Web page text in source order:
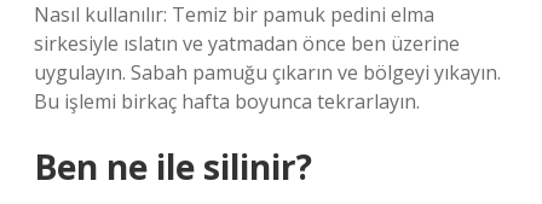
Nasıl kullanılır: Temiz bir pamuk pedini elma
sirkesiyle ıslatın ve yatmadan önce ben üzerine
uygulayın. Sabah pamuğu çıkarın ve bölgeyi yıkayın.
Bu işlemi birkaç hafta boyunca tekrarlayın.
Ben ne ile silinir?